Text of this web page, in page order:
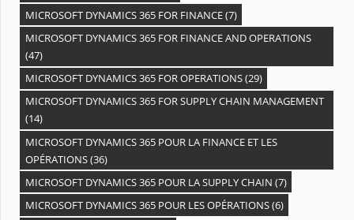
MICROSOFT DYNAMICS 365 FOR FINANCE(7)
MICROSOFT DYNAMICS 365 FOR FINANCE AND OPERATIONS
(47)
MICROSOFT DYNAMICS 365 FOR OPERATIONS(29)
MICROSOFT DYNAMICS 365 FOR SUPPLY CHAIN MANAGEMENT
(14)
MICROSOFT DYNAMICS 365 POUR LA FINANCE ET LES
OPÉRATIONS(36)
MICROSOFT DYNAMICS 365 POUR LA SUPPLY CHAIN (7)
MICROSOFT DYNAMICS 365 POUR LES OPÉRATIONS(6)